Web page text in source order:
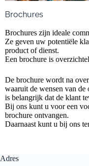
Brochures
Brochures zijn ideale
Ze geven uw potentiële
product of dienst.
Een brochure is
De brochure wordt na
waaruit de wensen van de
is belangrijk dat de klant
Bij ons kunt u voor een
brochure ontvangen.
Daarnaast kunt u bij ons
Adres